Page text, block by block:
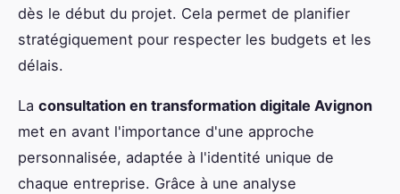
dès le début du projet. Cela permet de planifier
stratégiquement pour respecter les budgets et les
délais.
La consultation en transformation digitale Avignon
met en avant l'importance d'une approche
personnalisée, adaptée à l'identité unique de
chaque entreprise. Grâce à une analyse